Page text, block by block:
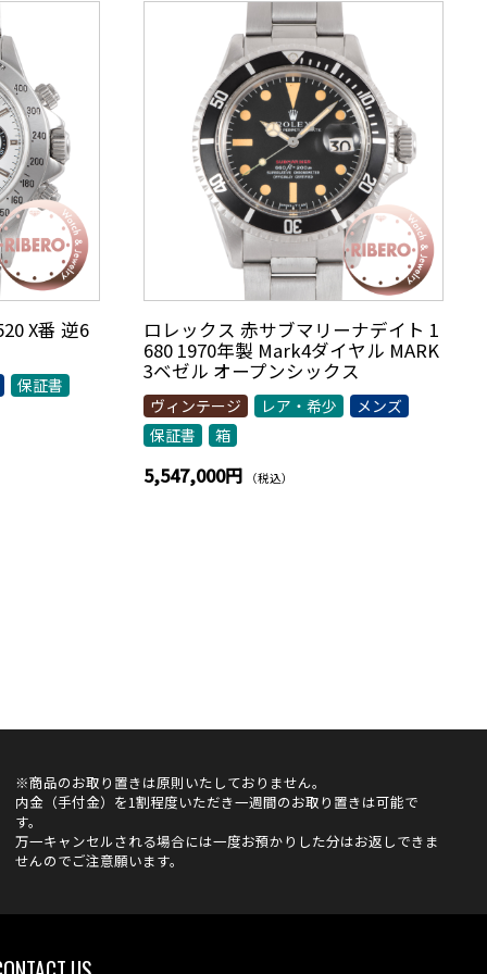
X番 逆6
保証書
ロレックス 赤サブマリーナデイト 1
680 1970年製 Mark4ダイヤル MARK
3ベゼル オープンシックス
ヴィンテージ レア・希少
メンズ
保証書
箱
5,547,000円 （税込）
※商品のお取り置きは原則いたしておりません。
内金（手付金）を1割程度いただき一週間のお取り置きは可能で
す。
万一キャンセルされる場合には一度お預かりした分はお返しできま
せんのでご注意願います。